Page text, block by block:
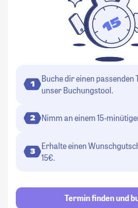
1
Buche dir einen passenden
unser Buchungstool.
2 Nimm an einem 15-
3
Erhalte einen
15€.
Termin finden und